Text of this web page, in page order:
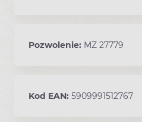
Pozwolenie: MZ 27779
Kod EAN: 5909991512767